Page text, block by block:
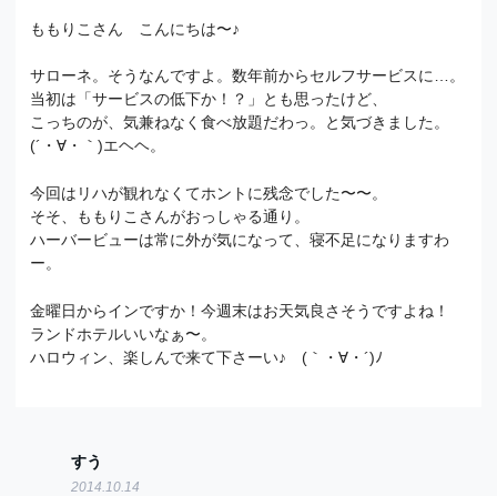
ももりこさん こんにちは〜♪
サローネ。そうなんですよ。数年前からセルフサービスに…。
当初は「サービスの低下か！？」とも思ったけど、
こっちのが、気兼ねなく食べ放題だわっ。と気づきました。
(´・∀・｀)エヘヘ。
今回はリハが観れなくてホントに残念でした〜〜。
そそ、ももりこさんがおっしゃる通り。
ハーバービューは常に外が気になって、寝不足になりますわ
ー。
金曜日からインですか！今週末はお天気良さそうですよね！
ランドホテルいいなぁ〜。
ハロウィン、楽しんで来て下さーい♪ (｀・∀・´)ﾉ
すう
2014.10.14